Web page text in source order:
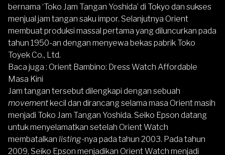
bernama ‘Toko Jam Tangan Yoshida’ di Tokyo dan sukses
menjual jam tangan saku impor. Selanjutnya Orient
membuat produksi massal pertama yang diluncurkan pada
tahun 1950-an dengan menyewa bekas pabrik Toko
Toyek Co., Ltd.
Baca juga : Orient Bambino: Dress Watch Affordable
Masa Kini
Jam tangan tersebut dilengkapi dengan sebuah
movementkecil dan dirancang selama masa Orient masih
menjadi Toko Jam Tangan Yoshida. Seiko Epson datang
untuk menyelamatkan setelah Orient Watch
membatalkan listing-nya pada tahun 2003. Pada tahun
2009, Seiko Epson menjadikan Orient Watch menjadi